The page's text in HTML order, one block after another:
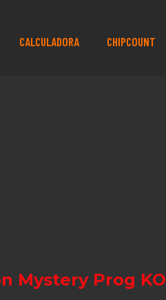
CALCULADORA CHIPCOUNT
Mystery Prog KO